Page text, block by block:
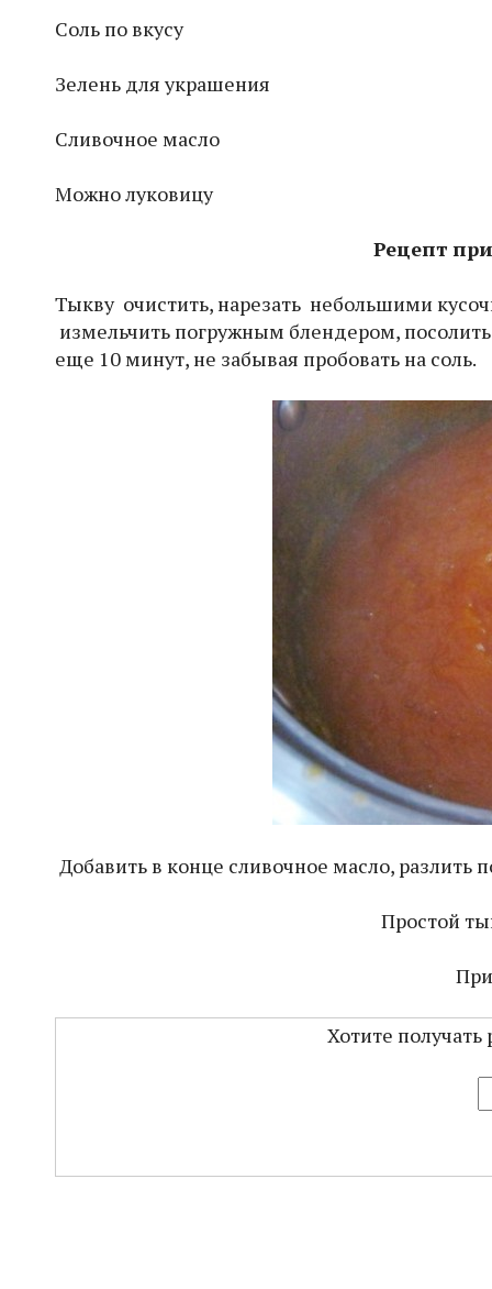
Соль по вкусу
Зелень для украшения
Сливочное масло
Можно луковицу
Рецепт
Тыкву очистить, нарезать небольшими
измельчить погружным блендером,
еще 10 минут, не забывая пробовать на соль.
Добавить в конце сливочное масло, разлить
Простой
Хотите